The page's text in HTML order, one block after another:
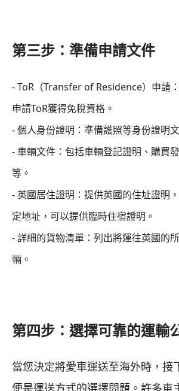
第三步：準備申請文件
- ToR（Transfer of Residence）申請
申請ToR獲得免稅資格。
- 個人身份證明：準備護照等身份證明
- 車輛文件：包括車輛登記證明、購買
等。
- 英國居住證明：提供英國的住址證明
定地址，可以提供臨時住宿證明。
- 詳細的貨物清單：列出將運往英國的
輛。
第四步：選擇可靠的運輸
當您決定將愛車運送至海外時，接
便是運送方式的選擇問題。許多車